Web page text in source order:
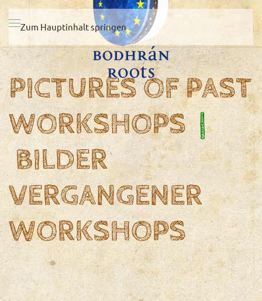
Zum Hauptinhalt springen
PICTURES OF PAST
WORKSHOPS|
BILDER
VERGANGENER
WORKSHOPS